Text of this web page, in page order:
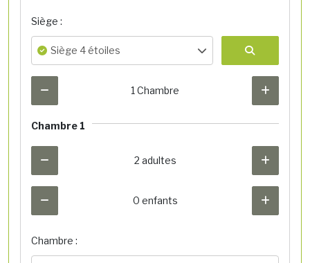
Siège :
Siège 4 étoiles
1 Chambre
Chambre 1
2 adultes
0 enfants
Chambre :